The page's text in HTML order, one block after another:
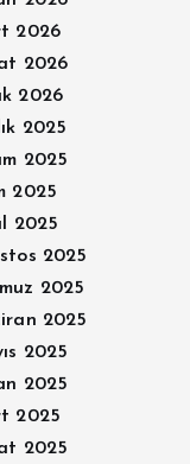
2026
2026
2026
2025
2025
2025
2025
2025
2025
2025
2025
2025
2025
2025